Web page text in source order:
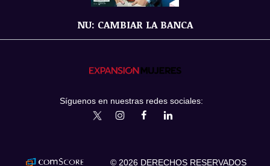
NU: CAMBIAR LA BANCA
Síguenos en nuestras redes sociales:
expansionmxExpansionMex
© 2026 DERECHOS RESERVADOS